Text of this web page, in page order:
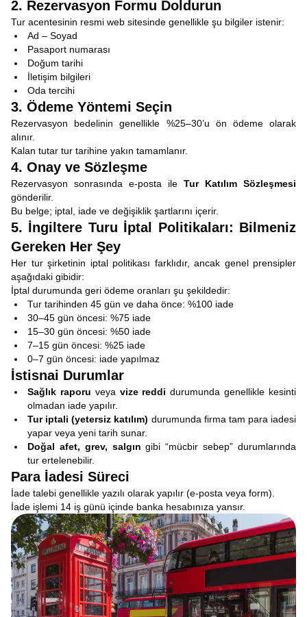
2. Rezervasyon Formu Doldurun
Tur acentesinin resmi web sitesinde genellikle şu bilgiler istenir:
Ad – Soyad
Pasaport numarası
Doğum tarihi
İletişim bilgileri
Oda tercihi
3. Ödeme Yöntemi Seçin
Rezervasyon bedelinin genellikle %25–30’u ön ödeme olarak
alınır.
Kalan tutar tur tarihine yakın tamamlanır.
4. Onay ve Sözleşme
Rezervasyon sonrasında e-posta ile Tur Katılım Sözleşmesi
gönderilir.
Bu belge; iptal, iade ve değişiklik şartlarını içerir.
5. İngiltere Turu İptal Politikaları: Bilmeniz
Gereken Her Şey
Her tur şirketinin iptal politikası farklıdır, ancak genel prensipler
aşağıdaki gibidir:
İptal durumunda geri ödeme oranları şu şekildedir:
Tur tarihinden 45 gün ve daha önce: %100 iade
30–45 gün öncesi: %75 iade
15–30 gün öncesi: %50 iade
7–15 gün öncesi: %25 iade
0–7 gün öncesi: iade yapılmaz
İstisnai Durumlar
Sağlık raporu veya vize reddi durumunda genellikle kesinti
olmadan iade yapılır.
Tur iptali (yetersiz katılım) durumunda firma tam para iadesi
yapar veya yeni tarih sunar.
Doğal afet, grev, salgın gibi “mücbir sebep” durumlarında
tur ertelenebilir.
Para İadesi Süreci
İade talebi genellikle yazılı olarak yapılır (e-posta veya form).
İade işlemi 14 iş günü içinde banka hesabınıza yansır.